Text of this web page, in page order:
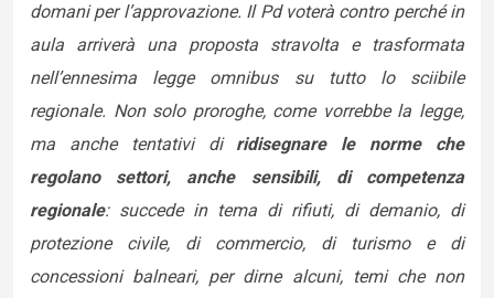
domani per l’approvazione. Il Pd voterà contro perché in
aula arriverà una proposta stravolta e trasformata
nell’ennesima legge omnibus su tutto lo sciibile
regionale. Non solo proroghe, come vorrebbe la legge,
ma anche tentativi di ridisegnare le norme che
regolano settori, anche sensibili, di competenza
regionale: succede in tema di rifiuti, di demanio, di
protezione civile, di commercio, di turismo e di
concessioni balneari, per dirne alcuni, temi che non